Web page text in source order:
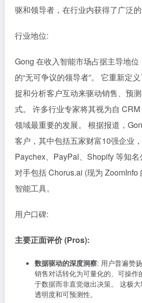
驱和领导者，在行业内获得了广泛的
行业地位:
Gong 在收入智能市场占据主导地
的“无可争议的领导者”。 它重新定
捉和分析客户互动来驱动销售、预
式。 许多行业专家将其视为自
领域最重要的发展。 根据报道，
客户，其中包括五家财富10强企业
Paychex、PayPal、Shopify 等知
对手包括 Chorus.ai (现为 ZoomInfo
智能工具。
用户口碑:
主要正面评价 (Pros):
数据驱动的深度洞察: 用户普遍赞
销售对话转化为可量化的、可操作
于数据而非直觉做出决策。 这极
透明度和可预测性。